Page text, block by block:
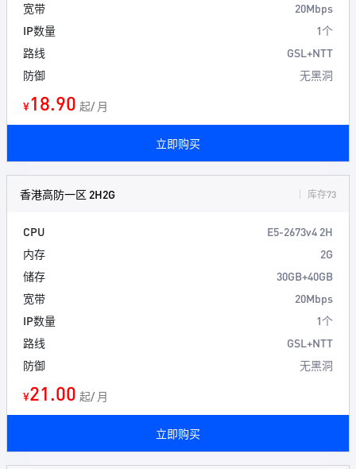
宽带
20Mbps
IP数量
1个
路线
GSL+NTT
防御
无黑洞
¥18.90 起/ 月
立即购买
香港高防一区 2H2G 库存73
CPU
E5-2673v4 2H
内存
2G
储存
30GB+40GB
宽带
20Mbps
IP数量
1个
路线
GSL+NTT
防御
无黑洞
¥21.00 起/ 月
立即购买